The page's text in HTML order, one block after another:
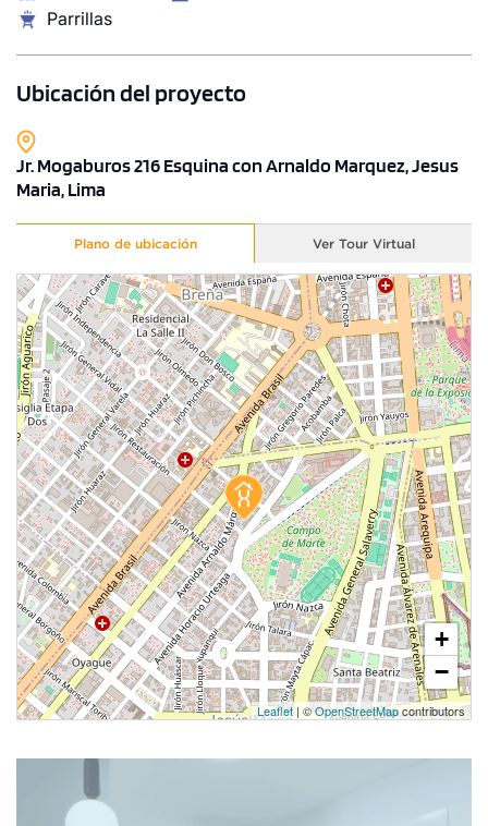
Parrillas
Ubicación del proyecto
Jr. Mogaburos 216 Esquina con Arnaldo Marquez, Jesus
Maria, Lima
Plano de ubicación Ver Tour Virtual
+
−
Leaflet| ©OpenStreetMapcontributors